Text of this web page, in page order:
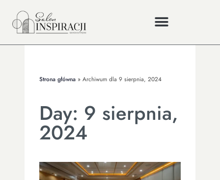
Strona główna » Archiwum dla 9 sierpnia, 2024
Day: 9 sierpnia,
2024